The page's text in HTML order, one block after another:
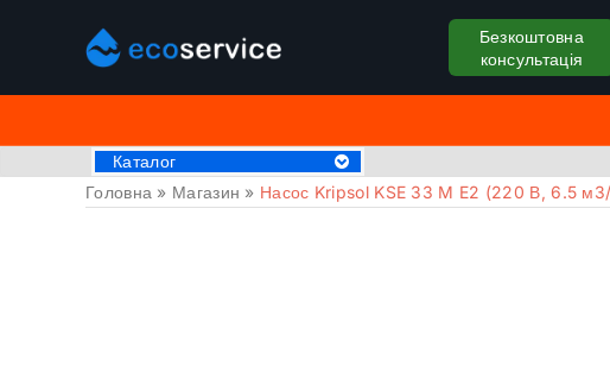
Безкоштовна
консультація
Каталог
Хімія для басейну
Головна » Магазин » Насос Kripsol KSE 33 M E2 (220 В, 6.5